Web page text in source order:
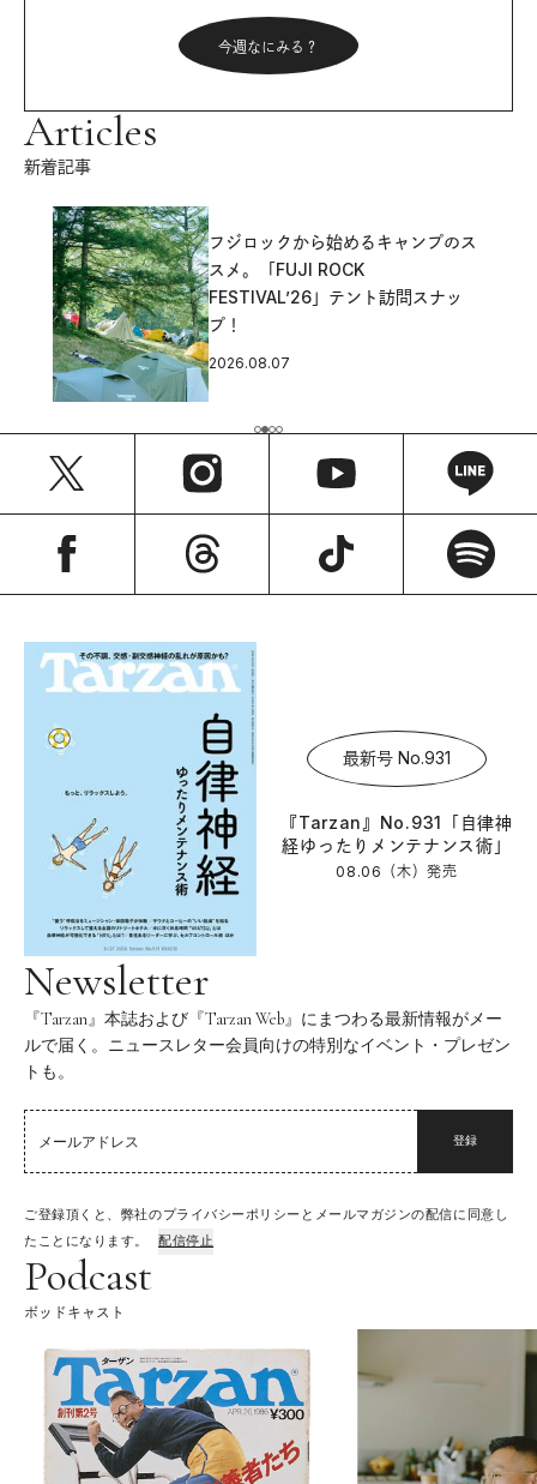
今週なにみる？
Articles
新着記事
フジロックから始めるキャンプのス
スメ。「FUJI ROCK
FESTIVAL’26」テント訪問スナッ
プ！
2026.08.07
最新号 No.931
『Tarzan』No.931「自律神
経ゆったりメンテナンス術」
08.06（木）発売
Newsletter
『Tarzan』本誌および『Tarzan Web』にまつわる最新情報がメー
ルで届く。ニュースレター会員向けの特別なイベント・プレゼン
トも。
登録
ご登録頂くと、弊社のプライバシーポリシーとメールマガジンの配信に同意し
たことになります。
配信停止
Podcast
ポッドキャスト